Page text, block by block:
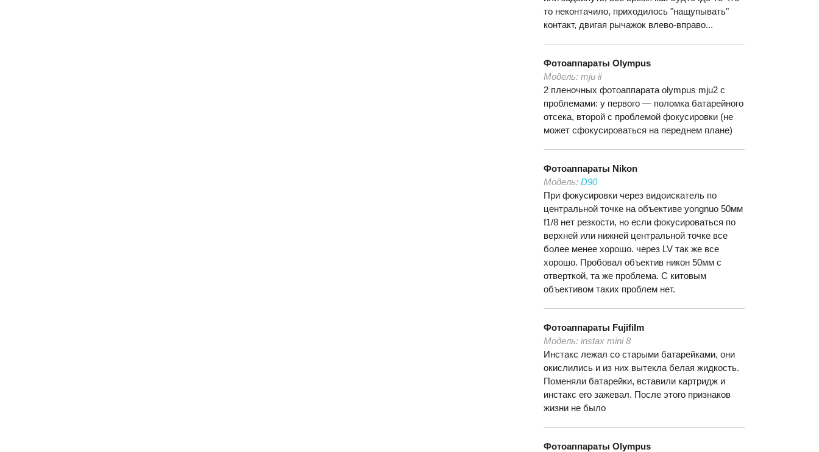
то неконтачило, приходилось "нащупывать"
контакт, двигая рычажок влево-вправо...
Фотоаппараты Olympus
Модель: mju ii
2 пленочных фотоаппарата olympus mju2 с
проблемами: у первого — поломка батарейного
отсека, второй с проблемой фокусировки (не
может сфокусироваться на переднем плане)
Фотоаппараты Nikon
Модель: D90
При фокусировки через видоискатель по
центральной точке на объективе yongnuo 50мм
f1/8 нет резкости, но если фокусироваться по
верхней или нижней центральной точке все
более менее хорошо. через LV так же все
хорошо. Пробовал объектив никон 50мм с
отверткой, та же проблема. С китовым
объективом таких проблем нет.
Фотоаппараты Fujifilm
Модель: instax mini 8
Инстакс лежал со старыми батарейками, они
окислились и из них вытекла белая жидкость.
Поменяли батарейки, вставили картридж и
инстакс его зажевал. После этого признаков
жизни не было
Фотоаппараты Olympus